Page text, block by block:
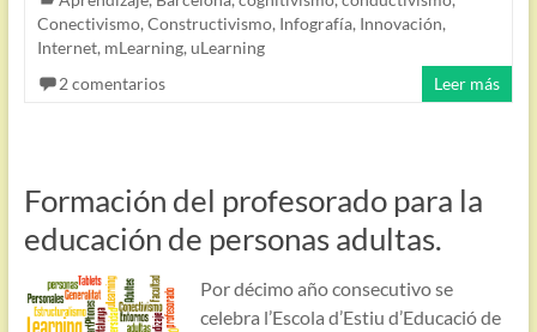
Conectivismo, Constructivismo, Infografía, Innovación,
Internet, mLearning, uLearning
2 comentarios
Leer más
Formación del profesorado para la
educación de personas adultas.
Por décimo año consecutivo se
celebra l’Escola d’Estiu d’Educació de